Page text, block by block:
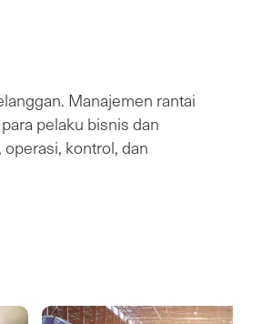
Manajemen rantai
pelaku bisnis dan
kontrol, dan